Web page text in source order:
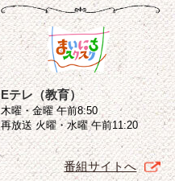
Eテレ（教育）
木曜・金曜 午前8:50
再放送 火曜・水曜 午前11:20
番組サイトへ